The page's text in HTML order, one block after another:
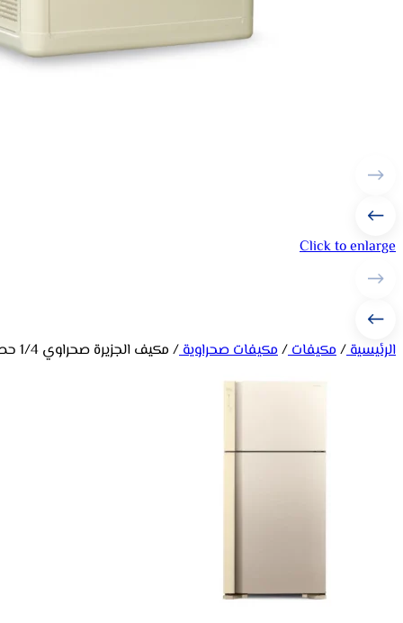
Click to enlarge
الرئيسية/مكيفات/مكيفات صحراوية/مكيف الجزيرة صحراوي 1/4 حصان – 37 لتر JAZ14220-J